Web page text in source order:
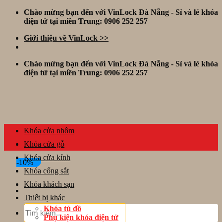
Skip
Chào mừng bạn đến với VinLock Đà Nẵng - Sỉ và lẻ khóa
điện tử tại miền Trung: 0906 252 257
Giới thiệu về VinLock >>
Chào mừng bạn đến với VinLock Đà Nẵng - Sỉ và lẻ khóa
điện tử tại miền Trung: 0906 252 257
Tìm
kiếm:
Khóa cửa nhôm
Khóa cửa gỗ
Khóa cửa kính
Khóa cổng sắt
Khóa khách sạn
Thiết bị khác
Khóa tủ đồ
Phụ kiện khóa điện tử
-10%